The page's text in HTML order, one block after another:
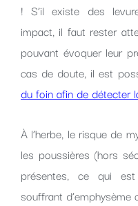
! S’il existe des
impact, il faut rester
pouvant évoquer leur
cas de doute, il est
du foin afin de détecter
À l’herbe, le risque de
les poussières (hors
présentes, ce qui
souffrant